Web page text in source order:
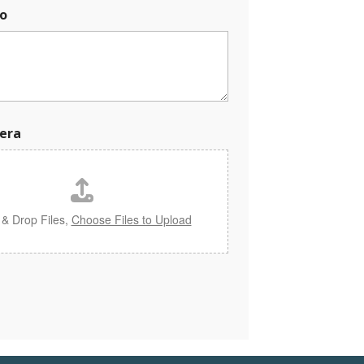
Drop Files, Choose Files to Upload